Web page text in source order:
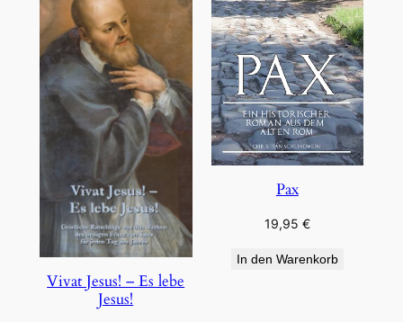
Vivat Jesus! – Es lebe
Jesus!
Pax
19,95 €
In den Warenkorb